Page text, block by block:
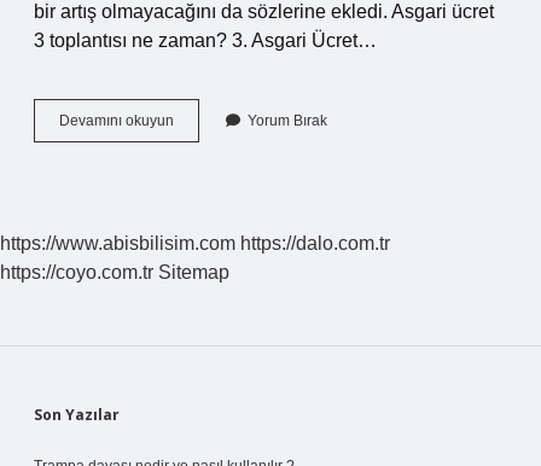
bir artış olmayacağını da sözlerine ekledi. Asgari ücret
3 toplantısı ne zaman? 3. Asgari Ücret…
Devamını okuyun Temmuzda
Ara
Yorum Bırak
https://www.abisbilisim.com https://dalo.com.tr
https://coyo.com.tr Sitemap
Sidebar
Son Yazılar